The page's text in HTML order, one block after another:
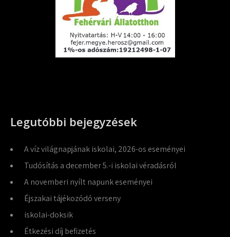
Legutóbbi bejegyzések
A víz világnapjának iskolai, 2026-os eseményei
Tudósítás a december 5.-i iskolai véradásról
A novemberi nyílt napunk eseményei
Éjszakai tájékozódó verseny
iskolai-doksik
Étkezési díj befizetés